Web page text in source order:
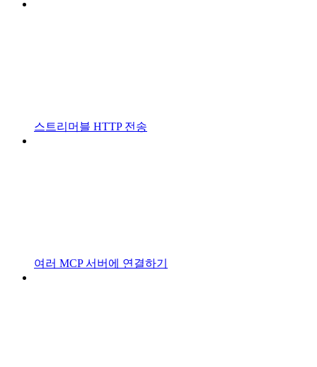
스트리머블 HTTP 전송
여러 MCP 서버에 연결하기